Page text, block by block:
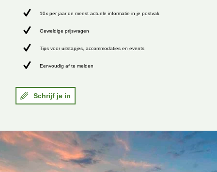
10x per jaar de meest actuele informatie in je postvak
Geweldige prijsvragen
Tips voor uitstapjes, accommodaties en events
Eenvoudig af te melden
Schrijf je in